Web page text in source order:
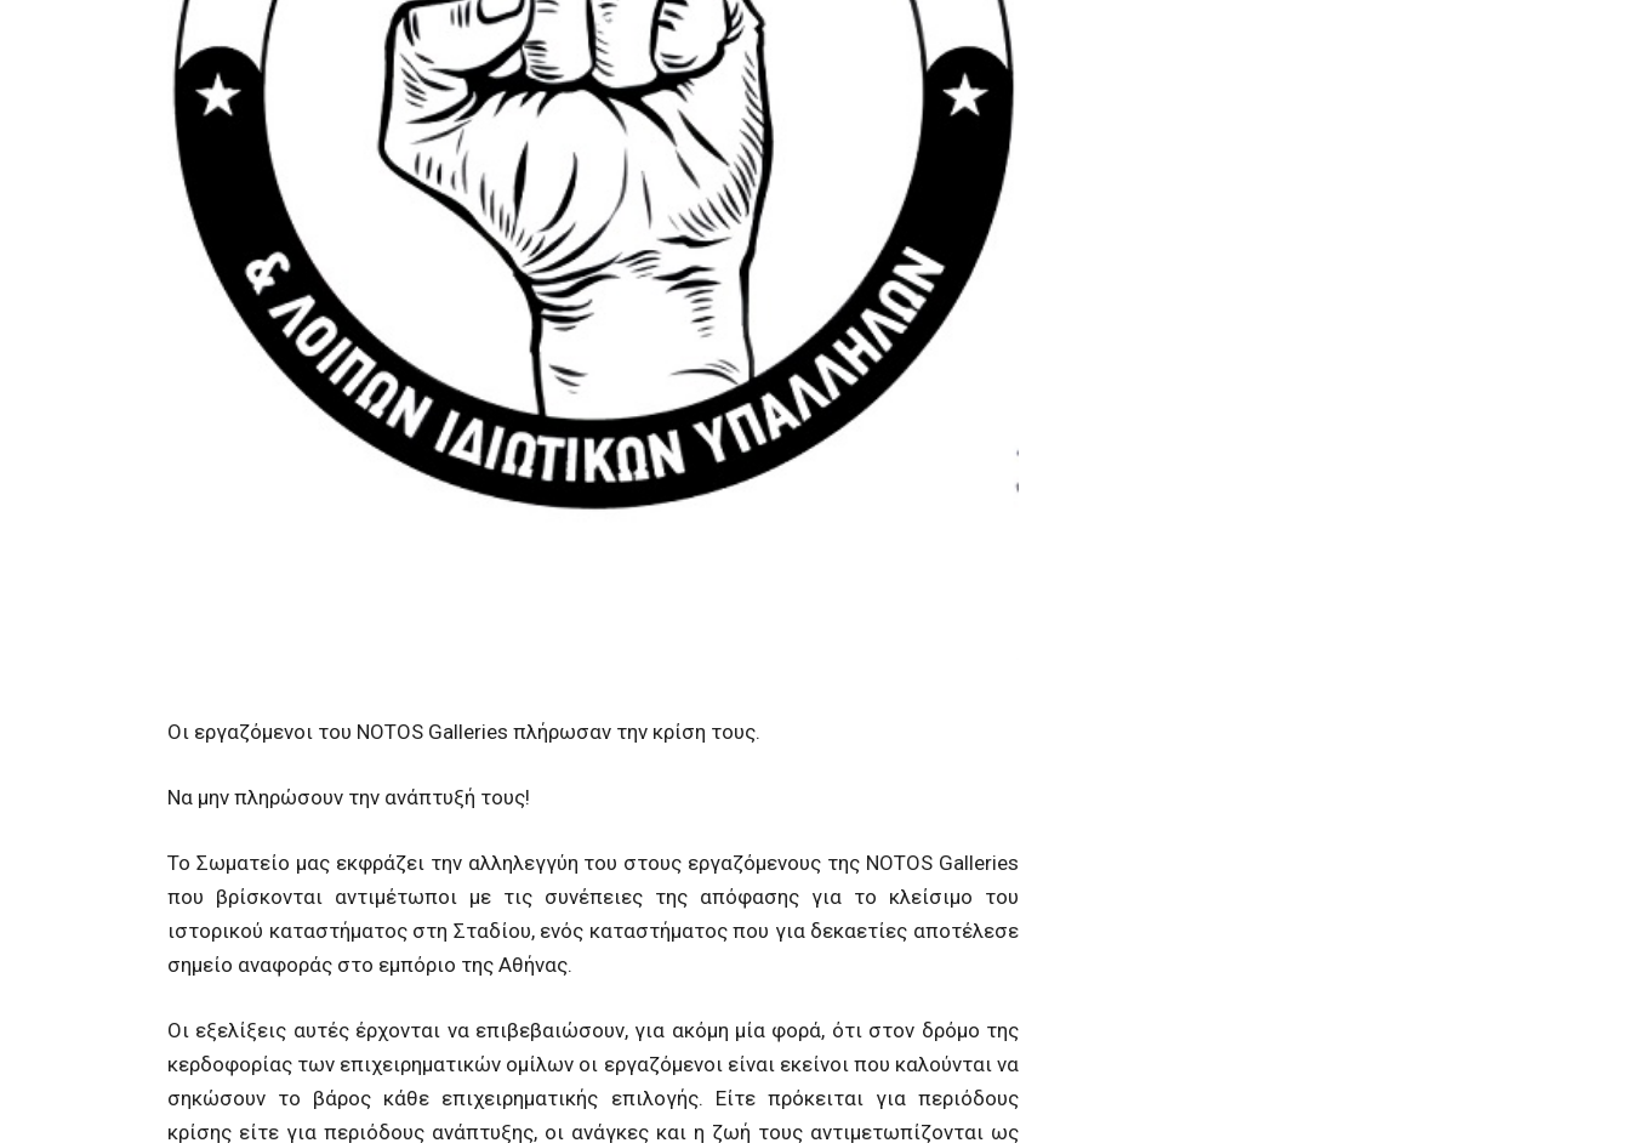
Οι εργαζόμενοι του NOTOS Galleries πλήρωσαν την κρίση τους.
Να μην πληρώσουν την ανάπτυξή τους!
Το Σωματείο μας εκφράζει την αλληλεγγύη του στους εργαζόμενους της NOTOS Galleries
που βρίσκονται αντιμέτωποι με τις συνέπειες της απόφασης για το κλείσιμο του
ιστορικού καταστήματος στη Σταδίου, ενός καταστήματος που για δεκαετίες αποτέλεσε
σημείο αναφοράς στο εμπόριο της Αθήνας.
Οι εξελίξεις αυτές έρχονται να επιβεβαιώσουν, για ακόμη μία φορά, ότι στον δρόμο της
κερδοφορίας των επιχειρηματικών ομίλων οι εργαζόμενοι είναι εκείνοι που καλούνται να
σηκώσουν το βάρος κάθε επιχειρηματικής επιλογής. Είτε πρόκειται για περιόδους
κρίσης είτε για περιόδους ανάπτυξης, οι ανάγκες και η ζωή τους αντιμετωπίζονται ως